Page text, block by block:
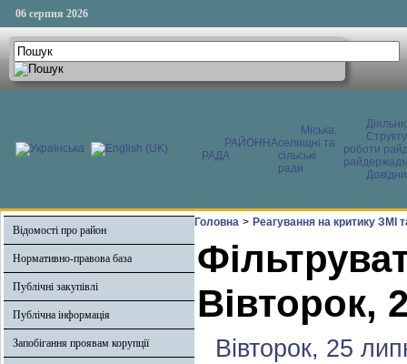
06 серпня 2026
РАЙОННА
РАДА
Міська,
селищні та
сільські
ради
роботи
Відомості про район
Нормативно-правова база
Публічні закупівлі
Публічна інформація
Запобігання проявам корупції
Головна > Реагування на критику ЗМІ
Вівторок,
Вівторок, 25